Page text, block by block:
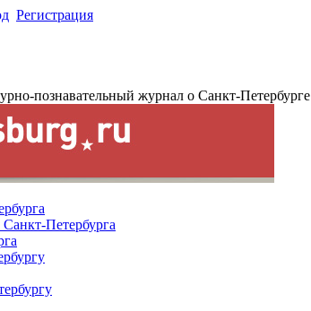
Регистрация
познавательный журнал о Санкт-Петербурге
Петербурга